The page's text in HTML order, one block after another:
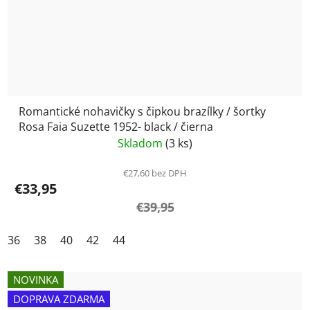
Romantické nohavičky s čipkou brazílky / šortky
Rosa Faia Suzette 1952- black / čierna
Skladom (3 ks)
€27,60 bez DPH
€33,95
€39,95
36 38 40 42 44
NOVINKA
DOPRAVA ZDARMA